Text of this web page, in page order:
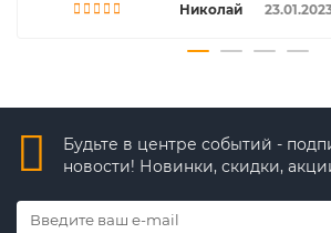
Николай
Будьте в центре событий -
новости! Новинки, скидки,